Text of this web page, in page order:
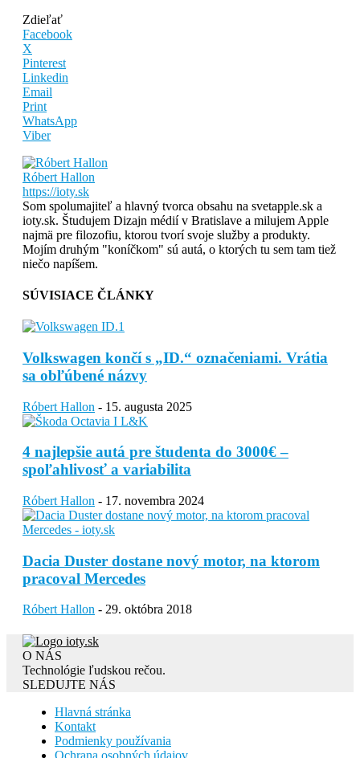
Zdieľať
Facebook
X
Pinterest
Linkedin
Email
Print
WhatsApp
Viber
Róbert Hallon
https://ioty.sk
Som spolumajiteľ a hlavný tvorca obsahu na svetapple.sk a
ioty.sk. Študujem Dizajn médií v Bratislave a milujem Apple
najmä pre filozofiu, ktorou tvorí svoje služby a produkty.
Mojím druhým "koníčkom" sú autá, o ktorých tu sem tam tiež
niečo napíšem.
SÚVISIACE ČLÁNKY
Volkswagen končí s „ID.“ označeniami. Vrátia
sa obľúbené názvy
Róbert Hallon - 15. augusta 2025
4 najlepšie autá pre študenta do 3000€ –
spoľahlivosť a variabilita
Róbert Hallon - 17. novembra 2024
Dacia Duster dostane nový motor, na ktorom
pracoval Mercedes
Róbert Hallon - 29. októbra 2018
O NÁS
Technológie ľudskou rečou.
SLEDUJTE NÁS
Hlavná stránka
Kontakt
Podmienky používania
Ochrana osobných údajov